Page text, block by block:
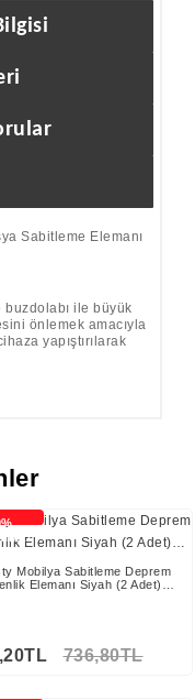
Sabitleme Elemanı
ile büyük
önlemek amacıyla
yapıştırılarak
Mobilya Sabitleme Deprem
Elemanı Siyah (2 Adet)…
736,80TL